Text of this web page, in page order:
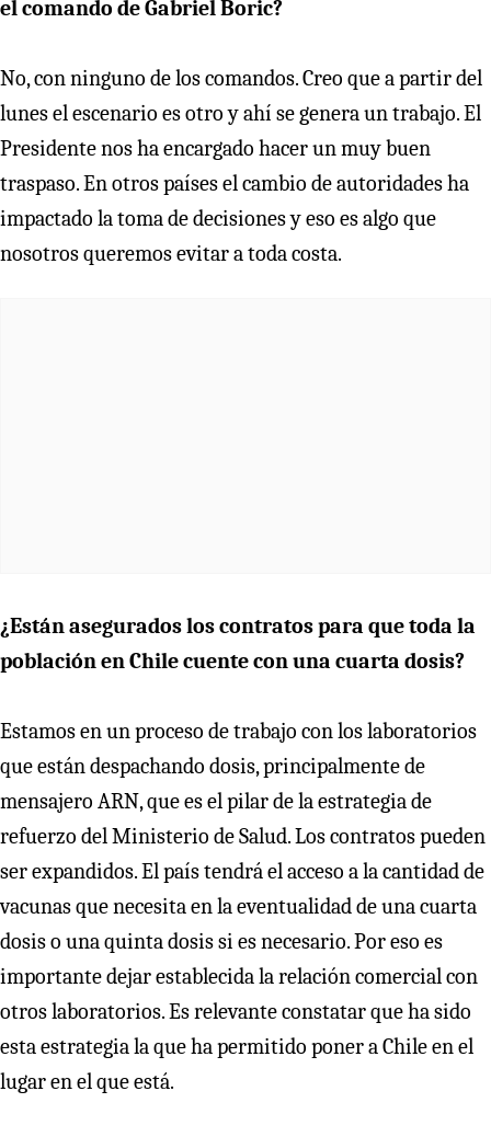
el comando de Gabriel Boric?
No, con ninguno de los comandos. Creo que a partir del
lunes el escenario es otro y ahí se genera un trabajo. El
Presidente nos ha encargado hacer un muy buen
traspaso. En otros países el cambio de autoridades ha
impactado la toma de decisiones y eso es algo que
nosotros queremos evitar a toda costa.
¿Están asegurados los contratos para que toda la
población en Chile cuente con una cuarta dosis?
Estamos en un proceso de trabajo con los laboratorios
que están despachando dosis, principalmente de
mensajero ARN, que es el pilar de la estrategia de
refuerzo del Ministerio de Salud. Los contratos pueden
ser expandidos. El país tendrá el acceso a la cantidad de
vacunas que necesita en la eventualidad de una cuarta
dosis o una quinta dosis si es necesario. Por eso es
importante dejar establecida la relación comercial con
otros laboratorios. Es relevante constatar que ha sido
esta estrategia la que ha permitido poner a Chile en el
lugar en el que está.